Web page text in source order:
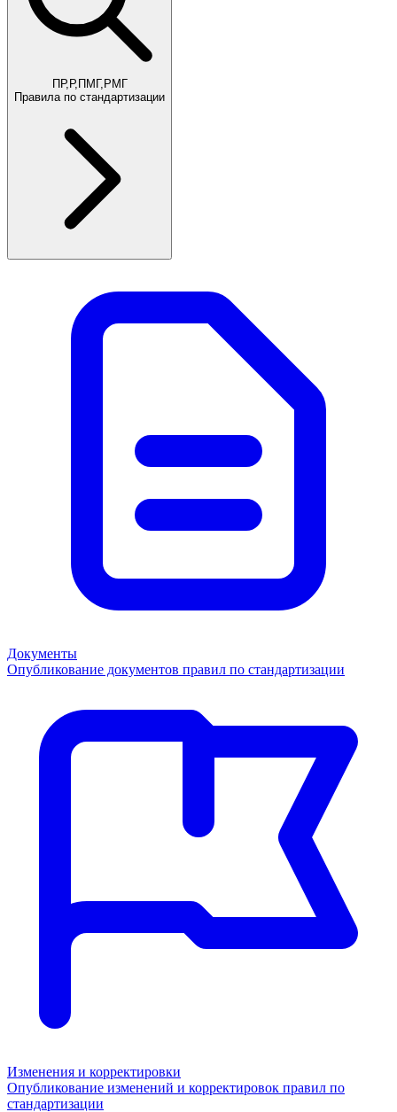
ПР,Р,ПМГ,РМГ
Правила по стандартизации
Документы
Опубликование документов правил по стандартизации
Изменения и корректировки
Опубликование изменений и корректировок правил по
стандартизации